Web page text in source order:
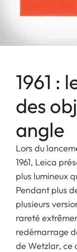
1961 :
des
angle
Lors du
1961, Leica
plus lumineux
Pendant plus
plusieurs
rareté
redémarrage
de Wetzlar, ce